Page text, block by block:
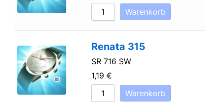
Warenkorb
Renata 315
SR 716 SW
1,19 €
Warenkorb